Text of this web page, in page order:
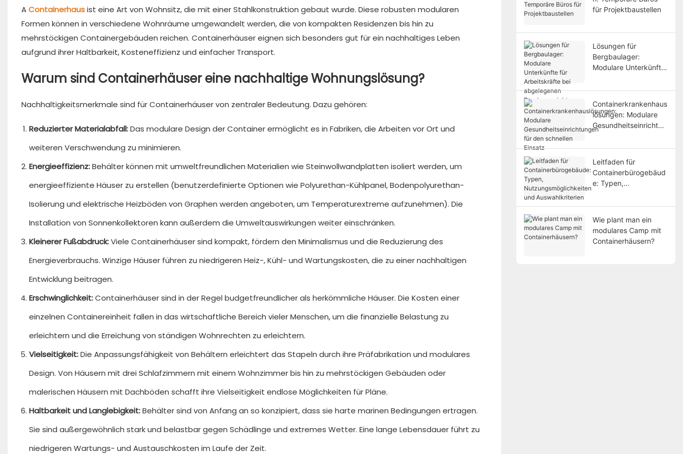
AContainerhausist eine Art von Wohnsitz, die mit einer Stahlkonstruktion gebaut wurde. Diese robusten modularen
Formen können in verschiedene Wohnräume umgewandelt werden, die von kompakten Residenzen bis hin zu
mehrstöckigen Containergebäuden reichen. Containerhäuser eignen sich besonders gut für ein nachhaltiges Leben
aufgrund ihrer Haltbarkeit, Kosteneffizienz und einfacher Transport.
Warum sind Containerhäuser eine nachhaltige Wohnungslösung?
Nachhaltigkeitsmerkmale sind für Containerhäuser von zentraler Bedeutung. Dazu gehören:
Reduzierter Materialabfall:Das modulare Design der Container ermöglicht es in Fabriken, die Arbeiten vor Ort und
weiteren Verschwendung zu minimieren.
Energieeffizienz:Behälter können mit umweltfreundlichen Materialien wie Steinwollwandplatten isoliert werden, um
energieeffiziente Häuser zu erstellen (benutzerdefinierte Optionen wie Polyurethan-Kühlpanel, Bodenpolyurethan-
Isolierung und elektrische Heizböden von Graphen werden angeboten, um Temperaturextreme aufzunehmen). Die
Installation von Sonnenkollektoren kann außerdem die Umweltauswirkungen weiter einschränken.
Kleinerer Fußabdruck:Viele Containerhäuser sind kompakt, fördern den Minimalismus und die Reduzierung des
Energieverbrauchs. Winzige Häuser führen zu niedrigeren Heiz-, Kühl- und Wartungskosten, die zu einer nachhaltigen
Entwicklung beitragen.
Erschwinglichkeit:Containerhäuser sind in der Regel budgetfreundlicher als herkömmliche Häuser. Die Kosten einer
einzelnen Containereinheit fallen in das wirtschaftliche Bereich vieler Menschen, um die finanzielle Belastung zu
erleichtern und die Erreichung von ständigen Wohnrechten zu erleichtern.
Vielseitigkeit:Die Anpassungsfähigkeit von Behältern erleichtert das Stapeln durch ihre Präfabrikation und modulares
Design. Von Häusern mit drei Schlafzimmern mit einem Wohnzimmer bis hin zu mehrstöckigen Gebäuden oder
malerischen Häusern mit Dachböden schafft ihre Vielseitigkeit endlose Möglichkeiten für Pläne.
Haltbarkeit und Langlebigkeit:Behälter sind von Anfang an so konzipiert, dass sie harte marinen Bedingungen ertragen.
Sie sind außergewöhnlich stark und belastbar gegen Schädlinge und extremes Wetter. Eine lange Lebensdauer führt zu
niedrigeren Wartungs- und Austauschkosten im Laufe der Zeit.
für Projektbaustellen
Lösungen für
Bergbaulager:
Modulare Unterkünfte
abgelegenen
Bergbauprojekten
Containerkrankenhaus
lösungen: Modulare
Gesundheitseinrichtun
Einsatz
Leitfaden für
Containerbürogebäud
e: Typen,
n und Auswahlkriterien
Wie plant man ein
modulares Camp mit
Containerhäusern?